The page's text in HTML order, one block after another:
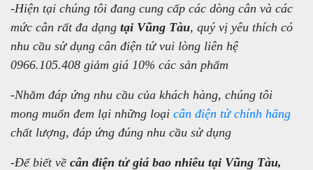
-Hiện tại chúng tôi đang cung cấp các dòng cân và các
mức cân rất đa dạng tại Vũng Tàu, quý vị yêu thích có
nhu cầu sử dụng cân điện tử vui lòng liên hệ
0966.105.408 giảm giá 10% các sản phẩm
-Nhằm đáp ứng nhu cầu của khách hàng, chúng tôi
mong muốn đem lại những loại cân điện tử chính hãng
chất lượng, đáp ứng đúng nhu cầu sử dụng
-Để biết về cân điện tử giá bao nhiêu tại Vũng Tàu,